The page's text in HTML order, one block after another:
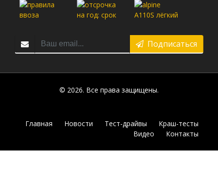
Подписаться
© 2026. Все права защищены.
Главная Новости Тест-драйвы
Краш-тесты
Видео
Контакты